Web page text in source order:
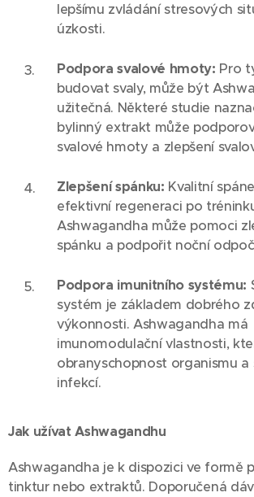
lepšímu zvládání stresových
úzkosti.
Podpora svalové hmoty: Pro
budovat svaly, může být
užitečná. Některé studie
bylinný extrakt může
svalové hmoty a zlepšení
Zlepšení spánku: Kvalitní
efektivní regeneraci po
Ashwagandha může pomoci
spánku a podpořit noční
Podpora imunitního systému:
systém je základem dobrého
výkonnosti. Ashwagandha má
imunomodulační vlastnosti,
obranyschopnost organismu a
infekcí.
Jak užívat Ashwagandhu
Ashwagandha je k dispozici ve formě
tinktur nebo extraktů. Doporučená